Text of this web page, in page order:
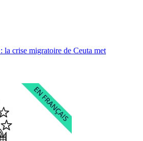
la crise migratoire de Ceuta met